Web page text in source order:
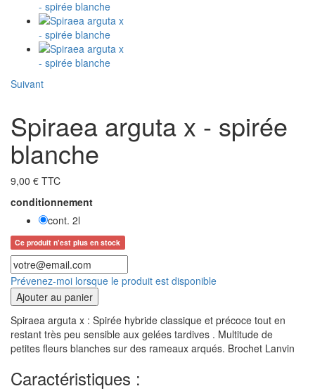
Suivant
Spiraea arguta x - spirée
blanche
9,00 € TTC
conditionnement
cont. 2l
Ce produit n'est plus en stock
Prévenez-moi lorsque le produit est disponible
Ajouter au panier
Spiraea arguta x : Spirée hybride classique et précoce tout en
restant très peu sensible aux gelées tardives . Multitude de
petites fleurs blanches sur des rameaux arqués. Brochet Lanvin
Caractéristiques :